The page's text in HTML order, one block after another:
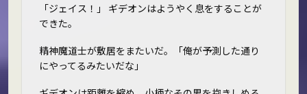
「ジェイス！」 ギデオンはようやく息をすることが
できた。
精神魔道士が敷居をまたいだ。「俺が予測した通り
にやってるみたいだな」